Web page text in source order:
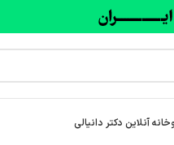
آنلاین دکتر دانیالی